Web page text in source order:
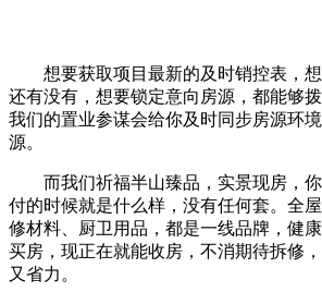
想要获取项目最新的及时销控表，想
还有没有，想要锁定意向房源，都能够
我们的置业参谋会给你及时同步房源环
源。
而我们祈福半山臻品，实景现房，你
付的时候就是什么样，没有任何套。全
修材料、厨卫用品，都是一线品牌，健
买房，现正在就能收房，不消期待拆修
又省力。